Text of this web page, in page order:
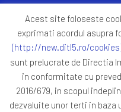
Primăria Sectorul 5
ANAF
Protocoale
GDPR
Acest site foloseste
exprimati acordul asupra
(http://new.ditl5.ro/
sunt prelucrate de Directia
in conformitate cu
2016/679, in scopul
dezvaluite unor terti in